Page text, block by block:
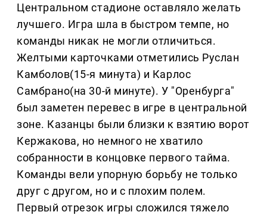
Центральном стадионе оставляло желать
лучшего. Игра шла в быстром темпе, но
команды никак не могли отличиться.
Желтыми карточками отметились Руслан
Камболов(15-я минута) и Карлос
Самбрано(на 30-й минуте). У "Оренбурга"
был заметен перевес в игре в центральной
зоне. Казанцы были близки к взятию ворот
Кержакова, но немного не хватило
собранности в концовке первого тайма.
Команды вели упорную борьбу не только
друг с другом, но и с плохим полем.
Первый отрезок игры сложился тяжело